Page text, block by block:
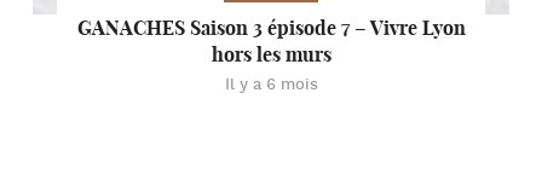
GANACHES Saison 3 épisode 7 – Vivre Lyon
hors les murs
Il y a 6 mois